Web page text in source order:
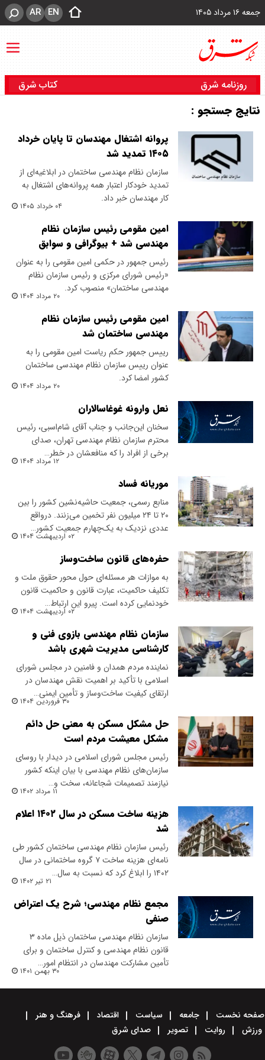
جمعه ۱۶ مرداد ۱۴۰۵ EN
AR
روزنامه شرق کتاب شرق
نتایج جستجو :
پروانه اشتغال مهندسان تا پایان خرداد
۱۴۰۵ تمدید شد
سازمان نظام مهندسی ساختمان در ابلاغیه‌ای از
تمدید خودکار اعتبار همه پروانه‌های اشتغال به
کار مهندسان خبر داد.
۰۴ خرداد ۱۴۰۵
امین مقومی رئیس سازمان نظام
مهندسی شد + بیوگرافی و سوابق
رئیس جمهور در حکمی امین مقومی را به عنوان
«رئیس شورای مرکزی و رئیس سازمان نظام
مهندسی ساختمان» منصوب کرد.
۲۰ مرداد ۱۴۰۴
امین مقومی رئیس سازمان نظام
مهندسی ساختمان شد
رییس جمهور حکم ریاست امین مقومی را به
عنوان رییس سازمان نظام مهندسی ساختمان
کشور امضا کرد.
۲۰ مرداد ۱۴۰۴
نعل وارونه غوغاسالاران
سخنان این‌جانب و جناب آقای شام‌اسبی، رئیس
محترم سازمان نظام مهندسی تهران، صدای
برخی از افراد را که منافعشان در خطر…
۱۲ مرداد ۱۴۰۴
موریانه فساد
منابع رسمی، جمعیت حاشیه‌نشین کشور را بین
۲۰ تا ۲۴ میلیون نفر تخمین می‌زنند. درواقع
عددی نزدیک به یک‌چهارم جمعیت کشور…
۰۲ اردیبهشت ۱۴۰۴
حفره‌های قانون ساخت‌وساز
به موازات هر مسئله‌ای حول محور حقوق ملت و
تکلیف حاکمیت، عبارت قانون و حاکمیت قانون
خودنمایی کرده است. پیرو این ارتباط…
۰۲ اردیبهشت ۱۴۰۴
سازمان نظام مهندسی بازوی فنی و
کارشناسی مدیریت شهری باشد
نماینده مردم همدان و فامنین در مجلس شورای
اسلامی با تأکید بر اهمیت نقش مهندسان در
ارتقای کیفیت ساخت‌وساز و تأمین ایمنی…
۳۰ فروردین ۱۴۰۴
حل مشکل مسکن به معنی حل دائم
مشکل معیشت مردم است
​رئیس مجلس شورای اسلامی در دیدار با روسای
سازمان‌های نظام مهندسی با بیان اینکه کشور
نیازمند تصمیمات شجاعانه، سخت و…
۱۱ مرداد ۱۴۰۲
هزینه ساخت مسکن در سال ۱۴۰۲ اعلام
شد
​رئیس سازمان نظام مهندسی ساختمان کشور طی
نامه‌ای هزینه ساخت ۷ گروه ساختمانی در سال
۱۴۰۲ را ابلاغ کرد که نسبت به سال…
۲۱ تیر ۱۴۰۲
مجمع نظام مهندسی؛ شرح یک اعتراض
صنفی
سازمان نظام مهندسی ساختمان ذیل ماده ۳
قانون نظام مهندسی و کنترل ساختمان و برای
تأمین مشارکت مهندسان در انتظام امور…
۳۰ بهمن ۱۴۰۱
صفحه نخست جامعه سیاست اقتصاد
فرهنگ و هنر
ورزش
روایت تصویر صدای شرق